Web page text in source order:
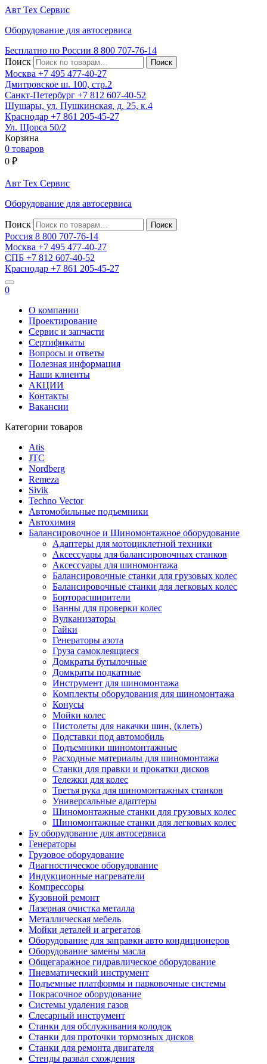
Авт Тех Сервис
Оборудование для автосервиса
Бесплатно по России 8 800 707-76-14
Поиск
Москва +7 495 477-40-27
Дмитровское ш. 100, стр.2
Санкт-Петербург +7 812 607-40-52
Шушары, ул. Пушкинская, д. 25, к.4
Краснодар +7 861 205-45-27
Ул. Щорса 50/2
Корзина
0 товаров
0 ₽
Авт Тех Сервис
Оборудование для автосервиса
Поиск
Россия 8 800 707-76-14
Москва +7 495 477-40-27
СПБ +7 812 607-40-52
Краснодар +7 861 205-45-27
0
О компании
Проектирование
Сервис и запчасти
Сертификаты
Вопросы и ответы
Полезная информация
Наши клиенты
АКЦИИ
Контакты
Вакансии
Категории товаров
Atis
JTC
Nordberg
Remeza
Sivik
Techno Vector
Автомобильные подъемники
Автохимия
Балансировочное и Шиномонтажное оборудование
Адаптеры для мотоциклетной техники
Аксессуары для балансировочных станков
Аксессуары для шиномонтажа
Балансировочные станки для грузовых колес
Балансировочные станки для легковых колес
Борторасширители
Ванны для проверки колес
Вулканизаторы
Гайки
Генераторы азота
Груза самоклеящиеся
Домкраты бутылочные
Домкраты подкатные
Инструмент для шиномонтажа
Комплекты оборудования для шиномонтажа
Конусы
Мойки колес
Пистолеты для накачки шин, (клеть)
Подставки под автомобиль
Подъемники шиномонтажные
Расходные материалы для шиномонтажа
Станки для правки и прокатки дисков
Тележки для колес
Третья рука для шиномонтажных станков
Универсальные адаптеры
Шиномонтажные станки для грузовых колес
Шиномонтажные станки для легковых колес
Бу оборудование для автосервиса
Генераторы
Грузовое оборудование
Диагностическое оборудование
Индукционные нагреватели
Компрессоры
Кузовной ремонт
Лазерная очистка металла
Металлическая мебель
Мойки деталей и агрегатов
Оборудование для заправки авто кондиционеров
Оборудование замены масла
Общегаражное гидравлическое оборудование
Пневматический инструмент
Подъемные платформы и парковочные системы
Покрасочное оборудование
Системы удаления газов
Слесарный инструмент
Станки для обслуживания колодок
Станки для проточки тормозных дисков
Станки для ремонта двигателя
Стенды развал схождения